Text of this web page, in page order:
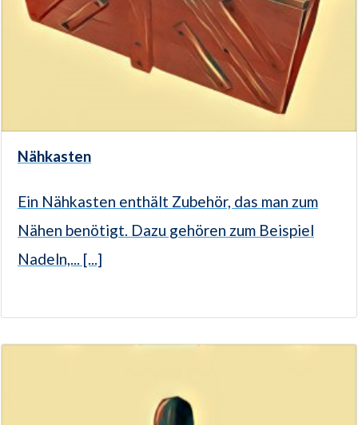
Nähkasten
Ein Nähkasten enthält Zubehör, das man zum
Nähen benötigt. Dazu gehören zum Beispiel
Nadeln,... [...]